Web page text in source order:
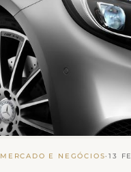
MERCADO E NEGÓCIOS·13